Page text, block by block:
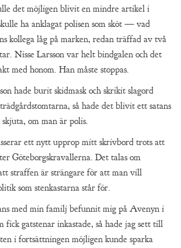
det möjligen blivit en mindre artikel i
ha anklagat polisen som sköt — vad
kollega låg på marken, redan träffad av två
Nisse Larsson var helt bindgalen och det
med honom. Han måste stoppas.
hade burit skidmask och skrikit slagord
så hade det blivit ett satans
om man är polis.
ett nytt upprop mitt skrivbord trots att
Göteborgskravallerna. Det talas om
straffen är strängare för att man vill
som stenkastarna står för.
med min familj befunnit mig på Avenyn i
fick gatstenar inkastade, så hade jag sett till
i fortsättningen möjligen kunde sparka